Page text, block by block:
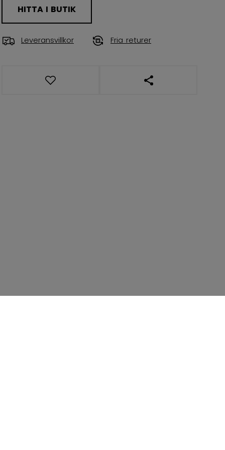
HITTA I BUTIK
Leveransvillkor Fria returer
ÖPPNA LÄNKAR